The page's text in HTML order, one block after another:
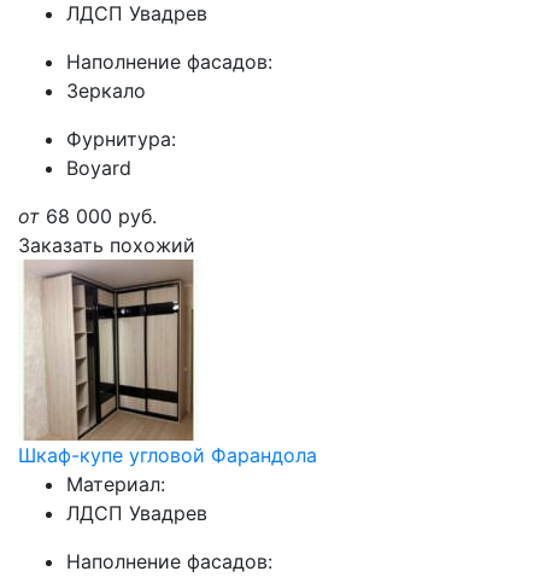
ЛДСП Увадрев
Наполнение фасадов:
Зеркало
Фурнитура:
Boyard
от 68 000 руб.
Заказать похожий
Шкаф-купе угловой Фарандола
Материал:
ЛДСП Увадрев
Наполнение фасадов: